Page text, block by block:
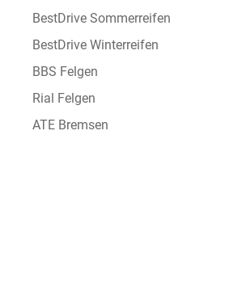
BestDrive Sommerreifen
BestDrive Winterreifen
BBS Felgen
Rial Felgen
ATE Bremsen